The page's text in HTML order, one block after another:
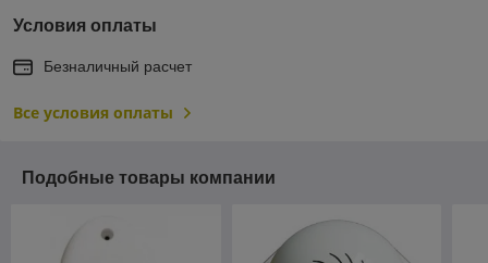
Условия оплаты
Безналичный расчет
Все условия оплаты
Подобные товары компании